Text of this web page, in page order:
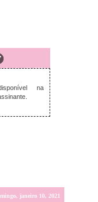
janeiro 10, 2021
na
janeiro 10, 2021